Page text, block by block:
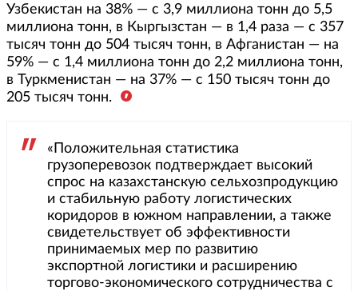
Узбекистан на 38% — с 3,9 миллиона тонн до 5,5
миллиона тонн, в Кыргызстан — в 1,4 раза — с 357
тысяч тонн до 504 тысяч тонн, в Афганистан — на
59% — с 1,4 миллиона тонн до 2,2 миллиона тонн,
в Туркменистан — на 37% — с 150 тысяч тонн до
205 тысяч тонн.
«Положительная статистика
грузоперевозок подтверждает высокий
спрос на казахстанскую сельхозпродукцию
и стабильную работу логистических
коридоров в южном направлении, а также
свидетельствует об эффективности
принимаемых мер по развитию
экспортной логистики и расширению
торгово-экономического сотрудничества с